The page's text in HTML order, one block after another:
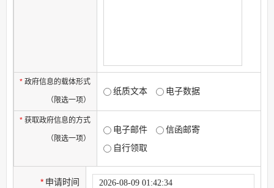
* 政府信息的载体形式
（限选一项）
纸质文本 电子数据
* 获取政府信息的方式
（限选一项）
电子邮件
信函邮寄
自行领取
* 申请时间